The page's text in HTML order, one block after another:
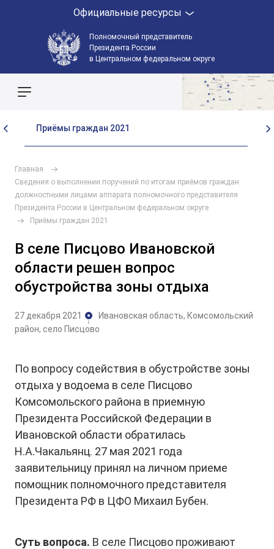
Полномочный представитель
Президента России
в Центральном федеральном округе
Официальные ресурсы
Приёмы граждан 2021
Главная
Сведения о выполнении поручений по итогам приёмов граждан
должностными лицами аппарата полномочного представителя
Президента России в Центральном федеральном округе
Приёмы граждан 2021
В селе Писцово Ивановской
области решен вопрос
обустройства зоны отдыха
27 декабря 2021
Ивановская область, Комсомольский
район, село Писцово
По вопросу содействия в обустройстве зоны
отдыха у водоема в селе Писцово
Комсомольского района в приемную
Президента Российской Федерации в
Ивановской области обратилась
Н.А.Чакальянц. 27 мая 2021 года
заявительницу принял на личном приеме
помощник полномочного представителя
Президента РФ в ЦФО Михаил Бубен.
Суть вопроса. В селе Писцово проживают